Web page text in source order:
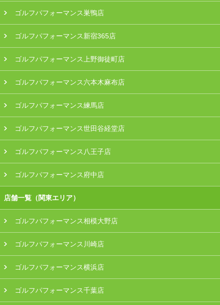
ゴルフパフォーマンス巣鴨店
ゴルフパフォーマンス新宿365店
ゴルフパフォーマンス上野御徒町店
ゴルフパフォーマンス六本木麻布店
ゴルフパフォーマンス練馬店
ゴルフパフォーマンス世田谷経堂店
ゴルフパフォーマンス八王子店
ゴルフパフォーマンス府中店
店舗一覧（関東エリア）
ゴルフパフォーマンス相模大野店
ゴルフパフォーマンス川崎店
ゴルフパフォーマンス横浜店
ゴルフパフォーマンス千葉店